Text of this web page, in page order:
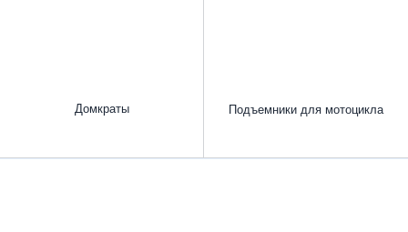
Домкраты Подъемники для мотоцикла